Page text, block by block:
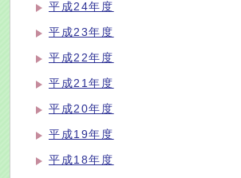
平成24年度
平成23年度
平成22年度
平成21年度
平成20年度
平成19年度
平成18年度